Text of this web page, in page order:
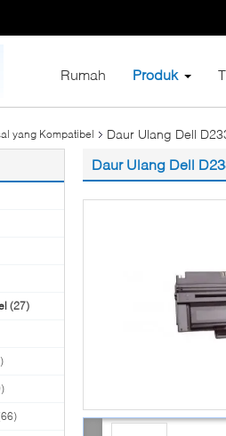
Rumah Produk
yang Kompatibel Daur Ulang Dell
(27)
Daur Ulang Dell